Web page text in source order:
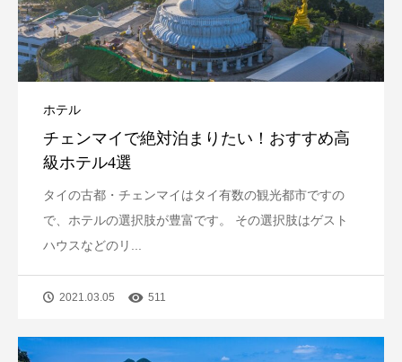
ホテル
チェンマイで絶対泊まりたい！おすすめ高
級ホテル4選
タイの古都・チェンマイはタイ有数の観光都市ですの
で、ホテルの選択肢が豊富です。 その選択肢はゲスト
ハウスなどのリ...
2021.03.05 511